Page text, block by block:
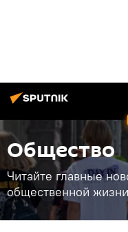
Общество
Читайте главные
общественной